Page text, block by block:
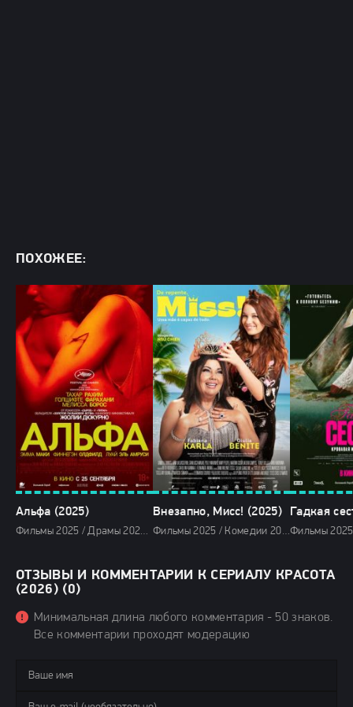
ПОХОЖЕЕ:
Альфа (2025)
Фильмы 2025 / Драмы 2025 / Зарубежные фильмы 2025 / Фильмы весны 2025 / Новинки кино 2025 / Последние фильмы 2025 / Смотреть фильмы онлайн
Внезапно, Мисс! (2025)
Фильмы 2025 / Комедии 2025 / Зарубежные фильмы 2025 / Фильмы лета 2025 / Новинки кино 2025 / Последние фильмы 2025 / Смотреть фильмы онлайн
Гадкая
ОТЗЫВЫ И КОММЕНТАРИИ К СЕРИАЛУ КРАСОТА
(2026) (0)
Минимальная длина любого комментария - 50 знаков.
Все комментарии проходят модерацию